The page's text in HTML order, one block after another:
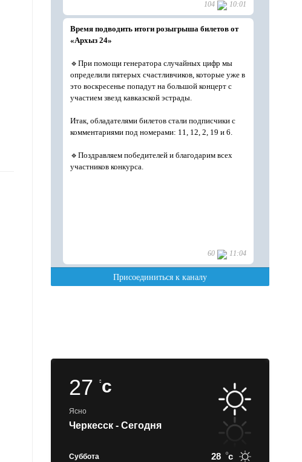
27c
Ясно
Черкесск - Сегодня
Суббота 28 c